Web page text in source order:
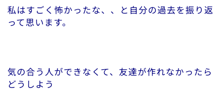
私はすごく怖かったな、、と自分の過去を振り返
って思います。
気の合う人ができなくて、友達が作れなかったら
どうしよう